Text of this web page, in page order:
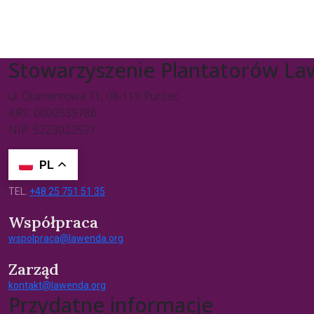
Stowarzyszenie Plantatorów
ul. Diamentowa 71, 08-119 Purzec
KRS: 0000539786
NIP: 5223022521
PL
TEL. +48 25 751 51 35
Współpraca
wspolpraca@lawenda.org
Zarząd
kontakt@lawenda.org
Przydatne informacje